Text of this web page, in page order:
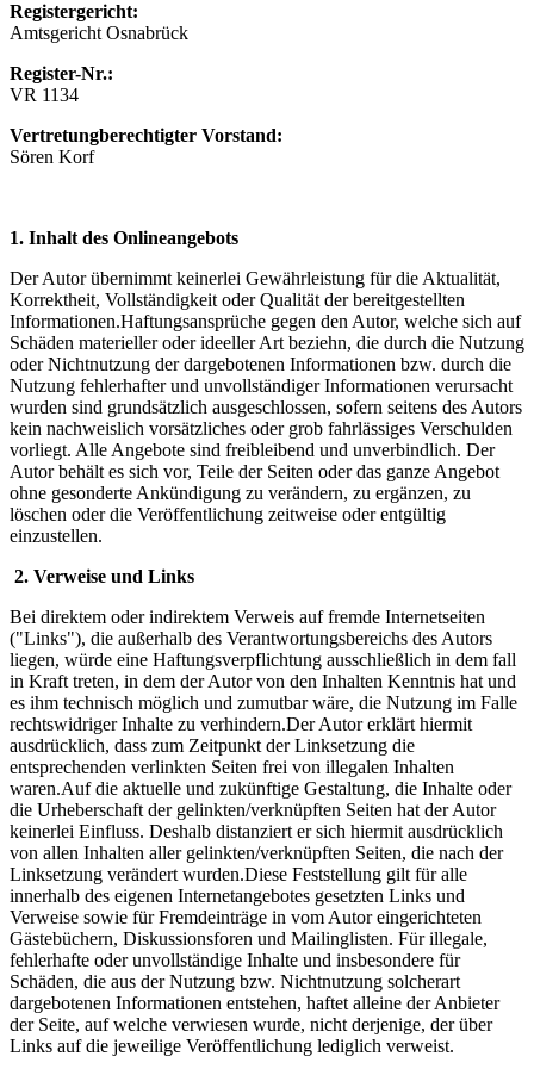
Registergericht:
Amtsgericht Osnabrück
Register-Nr.:
VR 1134
Vertretungberechtigter Vorstand:
Sören Korf
1. Inhalt des Onlineangebots
Der Autor übernimmt keinerlei Gewährleistung für die Aktualität,
Korrektheit, Vollständigkeit oder Qualität der bereitgestellten
Informationen.Haftungsansprüche gegen den Autor, welche sich auf
Schäden materieller oder ideeller Art beziehn, die durch die Nutzung
oder Nichtnutzung der dargebotenen Informationen bzw. durch die
Nutzung fehlerhafter und unvollständiger Informationen verursacht
wurden sind grundsätzlich ausgeschlossen, sofern seitens des Autors
kein nachweislich vorsätzliches oder grob fahrlässiges Verschulden
vorliegt. Alle Angebote sind freibleibend und unverbindlich. Der
Autor behält es sich vor, Teile der Seiten oder das ganze Angebot
ohne gesonderte Ankündigung zu verändern, zu ergänzen, zu
löschen oder die Veröffentlichung zeitweise oder entgültig
einzustellen.
2. Verweise und Links
Bei direktem oder indirektem Verweis auf fremde Internetseiten
("Links"), die außerhalb des Verantwortungsbereichs des Autors
liegen, würde eine Haftungsverpflichtung ausschließlich in dem fall
in Kraft treten, in dem der Autor von den Inhalten Kenntnis hat und
es ihm technisch möglich und zumutbar wäre, die Nutzung im Falle
rechtswidriger Inhalte zu verhindern.Der Autor erklärt hiermit
ausdrücklich, dass zum Zeitpunkt der Linksetzung die
entsprechenden verlinkten Seiten frei von illegalen Inhalten
waren.Auf die aktuelle und zukünftige Gestaltung, die Inhalte oder
die Urheberschaft der gelinkten/verknüpften Seiten hat der Autor
keinerlei Einfluss. Deshalb distanziert er sich hiermit ausdrücklich
von allen Inhalten aller gelinkten/verknüpften Seiten, die nach der
Linksetzung verändert wurden.Diese Feststellung gilt für alle
innerhalb des eigenen Internetangebotes gesetzten Links und
Verweise sowie für Fremdeinträge in vom Autor eingerichteten
Gästebüchern, Diskussionsforen und Mailinglisten. Für illegale,
fehlerhafte oder unvollständige Inhalte und insbesondere für
Schäden, die aus der Nutzung bzw. Nichtnutzung solcherart
dargebotenen Informationen entstehen, haftet alleine der Anbieter
der Seite, auf welche verwiesen wurde, nicht derjenige, der über
Links auf die jeweilige Veröffentlichung lediglich verweist.